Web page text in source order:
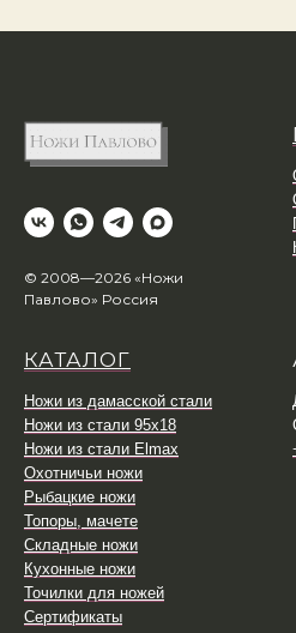
© 2008—2026 «Ножи
Павлово» Россия
КАТАЛОГ
Ножи из дамасской стали
Ножи из стали 95х18
Ножи из стали Elmax
Охотничьи ножи
Рыбацкие ножи
Топоры, мачете
Складные ножи
Кухонные ножи
Точилки для ножей
Сертификаты